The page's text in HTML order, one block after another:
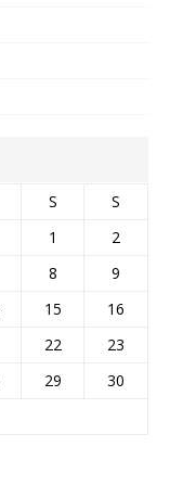
S
S
1
2
8
9
15
16
22
23
29
30